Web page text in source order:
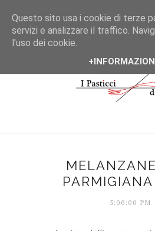
5:06:00 PM
Questo sito usa i cookie di terze
servizi e analizzare il traffico.
l'uso dei cookie.